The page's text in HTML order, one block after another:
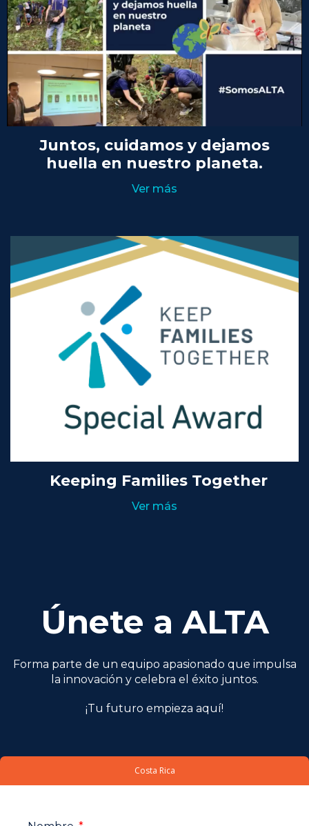
Juntos, cuidamos y dejamos
huella en nuestro planeta.
Ver más
Keeping Families Together
Ver más
Únete a ALTA
Forma parte de un equipo apasionado que impulsa
la innovación y celebra el éxito juntos.
¡Tu futuro empieza aquí!
Costa Rica